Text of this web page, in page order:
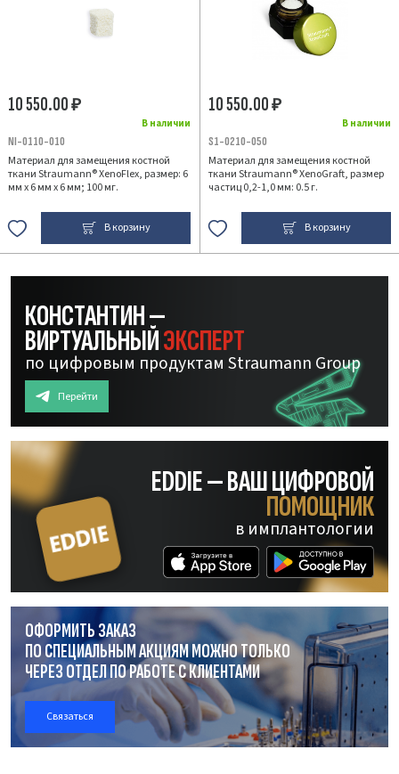
В наличии
10 550.00₽
NI-0110-010
Материал для замещения костной
ткани Straumann® XenoFlex, размер: 6
мм х 6 мм х 6 мм; 100 мг.
В корзину
В наличии
10 550.00₽
S1-0210-050
Материал для замещения костной
ткани Straumann® XenoGraft, размер
частиц 0,2-1,0 мм: 0.5 г.
В корзину
КОНСТАНТИН —
ВИРТУАЛЬНЫЙЭКСПЕРТ
по цифровым продуктам Straumann Group
Перейти
EDDIE — ВАШ ЦИФРОВОЙ
ПОМОЩНИК
в имплантологии
ОФОРМИТЬ ЗАКАЗ
ПО СПЕЦИАЛЬНЫМ АКЦИЯМ МОЖНО ТОЛЬКО
ЧЕРЕЗ ОТДЕЛПО РАБОТЕС КЛИЕНТАМИ
Связаться